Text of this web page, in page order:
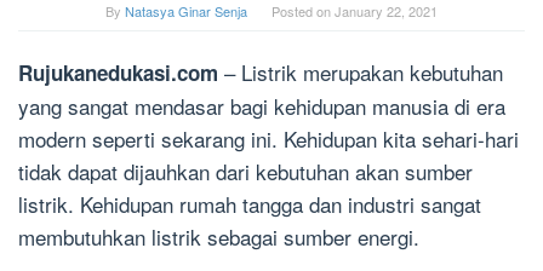
By Natasya Ginar Senja Posted onJanuary 22, 2021
Rujukanedukasi.com – Listrik merupakan kebutuhan
yang sangat mendasar bagi kehidupan manusia di era
modern seperti sekarang ini. Kehidupan kita sehari-hari
tidak dapat dijauhkan dari kebutuhan akan sumber
listrik. Kehidupan rumah tangga dan industri sangat
membutuhkan listrik sebagai sumber energi.